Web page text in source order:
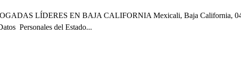
LÍDERES EN BAJA CALIFORNIA Mexicali, Baja California, 04
Personales del Estado...